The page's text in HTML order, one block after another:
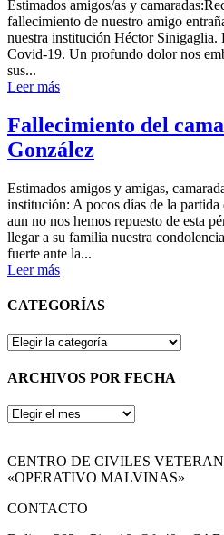
Estimados amigos/as y
fallecimiento de nuestro amigo
nuestra institución Héctor Sinigaglia.
Covid-19. Un profundo dolor nos
sus...
Leer más
Fallecimiento del
González
Estimados amigos y amigas,
institución: A pocos días de la
aun no nos hemos repuesto de esta
llegar a su familia nuestra
fuerte ante la...
Leer más
CATEGORÍAS
CATEGORÍAS
ARCHIVOS POR FECHA
ARCHIVOS
CENTRO DE CIVILES
«OPERATIVO MALVINAS»
CONTACTO